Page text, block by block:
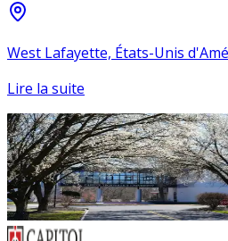
West Lafayette, États-Unis
Lire la suite